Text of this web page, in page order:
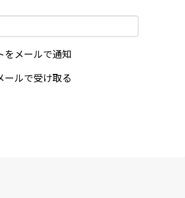
をメールで通知
ールで受け取る